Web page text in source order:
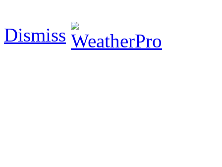
Dismiss